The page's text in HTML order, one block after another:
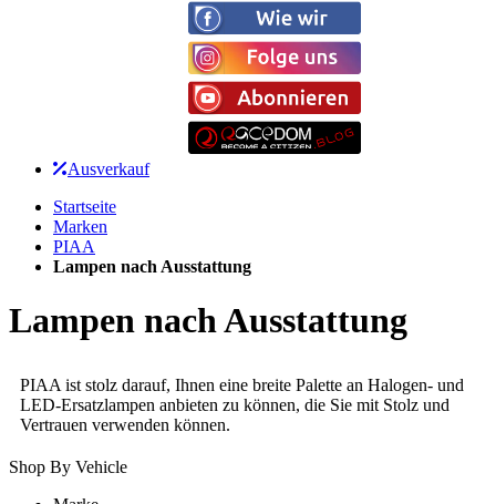
Ausverkauf
Startseite
Marken
PIAA
Lampen nach Ausstattung
Lampen nach Ausstattung
PIAA ist stolz darauf, Ihnen eine breite Palette an Halogen- und
LED-Ersatzlampen anbieten zu können, die Sie mit Stolz und
Vertrauen verwenden können.
Shop By Vehicle